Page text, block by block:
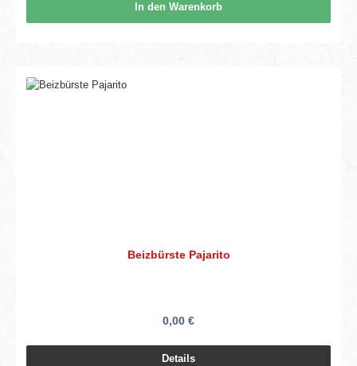
In den Warenkorb
Beizbürste Pajarito
0,00 €
Details